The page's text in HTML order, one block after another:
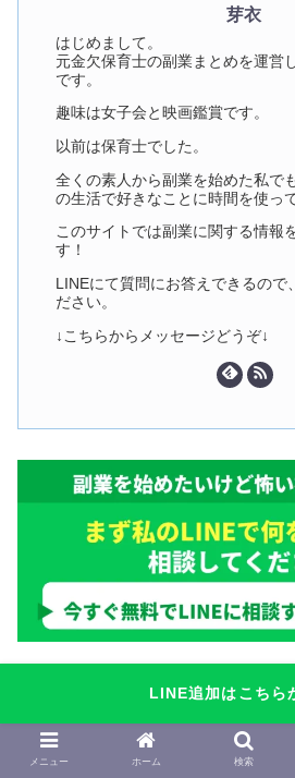
芽衣
はじめまして。
元金欠保育士の副業まとめを運営
です。
趣味は女子会と映画鑑賞です。
以前は保育士でした。
全くの素人から副業を始めた私で
の生活で好きなことに時間を使っ
このサイトでは副業に関する情報
す！
LINEにて質問にお答えできるので
ださい。
↓こちらからメッセージどうぞ↓
【注意】ADIF
LINE追加はこちら
メニュー ホーム 検索